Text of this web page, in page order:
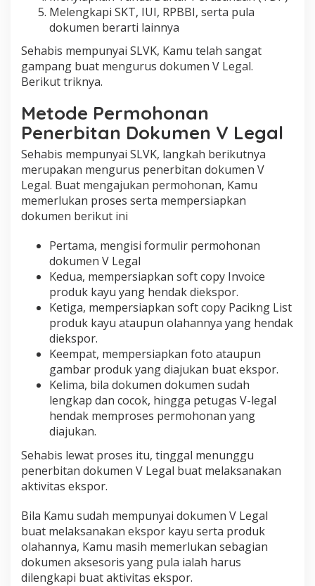
Melengkapi SKT, IUI, RPBBI, serta pula
dokumen berarti lainnya
Sehabis mempunyai SLVK, Kamu telah sangat
gampang buat mengurus dokumen V Legal.
Berikut triknya.
Metode Permohonan
Penerbitan Dokumen V Legal
Sehabis mempunyai SLVK, langkah berikutnya
merupakan mengurus penerbitan dokumen V
Legal. Buat mengajukan permohonan, Kamu
memerlukan proses serta mempersiapkan
dokumen berikut ini
Pertama, mengisi formulir permohonan
dokumen V Legal
Kedua, mempersiapkan soft copy Invoice
produk kayu yang hendak diekspor.
Ketiga, mempersiapkan soft copy Pacikng List
produk kayu ataupun olahannya yang hendak
diekspor.
Keempat, mempersiapkan foto ataupun
gambar produk yang diajukan buat ekspor.
Kelima, bila dokumen dokumen sudah
lengkap dan cocok, hingga petugas V-legal
hendak memproses permohonan yang
diajukan.
Sehabis lewat proses itu, tinggal menunggu
penerbitan dokumen V Legal buat melaksanakan
aktivitas ekspor.
Bila Kamu sudah mempunyai dokumen V Legal
buat melaksanakan ekspor kayu serta produk
olahannya, Kamu masih memerlukan sebagian
dokumen aksesoris yang pula ialah harus
dilengkapi buat aktivitas ekspor.